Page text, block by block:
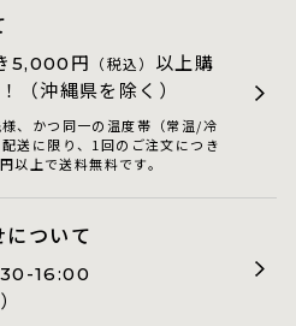
5,000 円 （税込） 以上購
（沖縄県を除く）
、かつ同一の温度帯（常温/冷
送に限り、1回のご注文につき
以上で送料無料です。
について
16:00